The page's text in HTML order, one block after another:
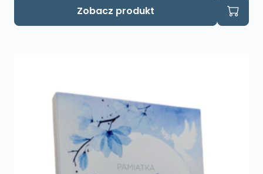
Zobacz produkt